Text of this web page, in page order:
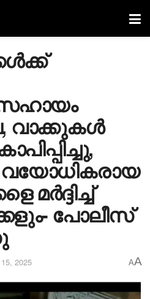
വാക്കുകൾ
വയോധികരായ
മർദ്ദിച്ച്
പോലീസ്
2025 AA